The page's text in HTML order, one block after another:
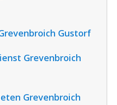
Gustorf
Grevenbroich
Grevenbroich